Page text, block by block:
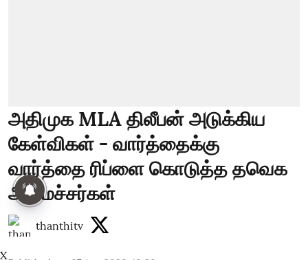
அதிமுக MLA திலீபன் அடுக்கிய
கேள்விகள் - வார்த்தைக்கு
வார்த்தை ரிப்ளை கொடுத்த தவெக
அமைச்சர்கள்
thanthitv
X